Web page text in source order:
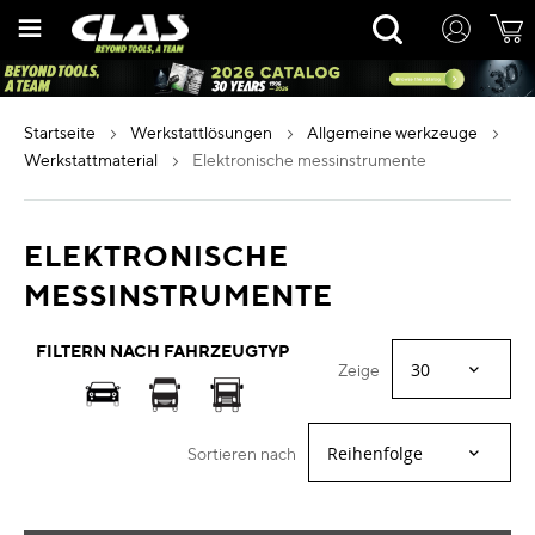
Inhalt
Rechercher
startseite werkstattlösungen
allgemeine werkzeuge
werkstattmaterial
elektronische messinstrumente
ELEKTRONISCHE
MESSINSTRUMENTE
FILTERN NACH FAHRZEUGTYP
Zeige
Sortieren nach